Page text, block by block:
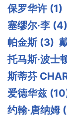
保罗华许 (1)
塞缪尔·李 (4)
帕金斯 (3)
托马斯·波士
斯蒂芬
爱德华兹
约翰·唐纳姆